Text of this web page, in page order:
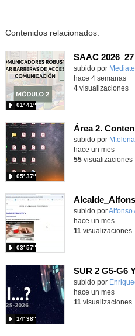
Contenidos relacionados:
SAAC
subido por
01′ 41″
hace 4 semanas
4visualizaciones
Área 2.
Contenido
subido por M.elena
05′ 37″
hace un mes
55visualizaciones
Contenido
subido porAlfonso
03′ 57″
hace un mes
11 visualizaciones
SUR 2 G5-G6
Contenido
subido por
14′ 38″
hace un mes
11 visualizaciones